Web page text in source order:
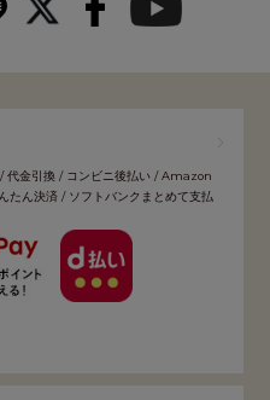
代金引換 / コンビニ後払い / Amazon
たん決済 / ソフトバンクまとめて支払